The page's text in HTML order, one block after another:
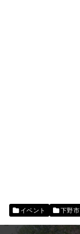
イベント 下野市